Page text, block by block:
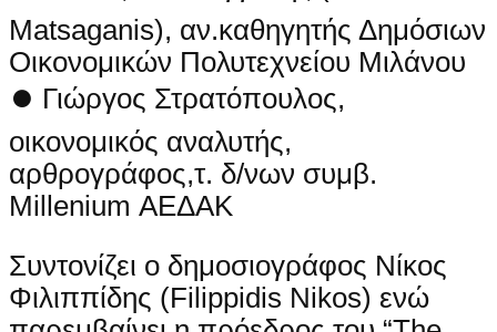
Matsaganis), αν.καθηγητής Δημόσιων
Οικονομικών Πολυτεχνείου Μιλάνου
⏺ Γιώργος Στρατόπουλος,
οικονομικός αναλυτής,
αρθρογράφος,τ. δ/νων συμβ.
Millenium ΑΕΔΑΚ
Συντονίζει ο δημοσιογράφος Νίκος
Φιλιππίδης (Filippidis Nikos) ενώ